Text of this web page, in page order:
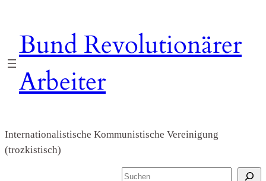
springen
Bund Revolutionärer
Arbeiter
Internationalistische Kommunistische Vereinigung
(trozkistisch)
S